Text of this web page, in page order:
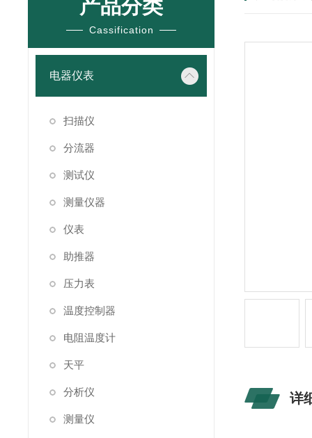
产品分类
Cassification
电器仪表
扫描仪
分流器
测试仪
测量仪器
仪表
助推器
压力表
温度控制器
电阻温度计
天平
分析仪
测量仪
详